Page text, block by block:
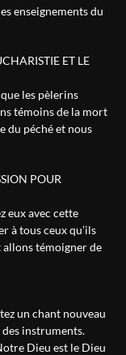
enseignements du
ET LE
les pèlerins
témoins de la mort
du péché et nous
POUR
eux avec cette
à tous ceux qu’ils
témoigner de
un chant nouveau
instruments.
Dieu est le Dieu